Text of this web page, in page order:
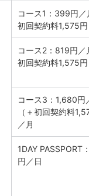
コース1：399円／
初回契約料1,575円
コース2：819円／
初回契約料1,575円
コース3：1,680円
（＋初回契約料
／月
1DAY PASSPORT
円／日